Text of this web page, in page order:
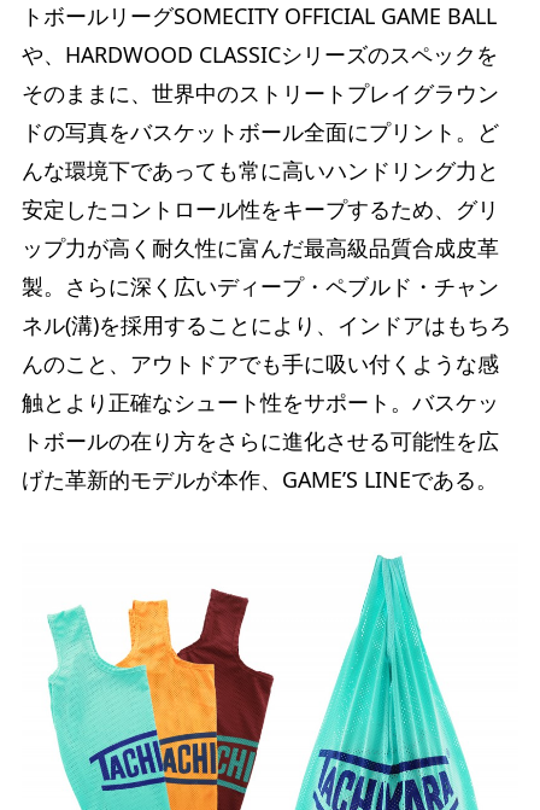
トボールリーグSOMECITY OFFICIAL GAME BALL
や、HARDWOOD CLASSICシリーズのスペックを
そのままに、世界中のストリートプレイグラウン
ドの写真をバスケットボール全面にプリント。ど
んな環境下であっても常に高いハンドリング力と
安定したコントロール性をキープするため、グリ
ップ力が高く耐久性に富んだ最高級品質合成皮革
製。さらに深く広いディープ・ペブルド・チャン
ネル(溝)を採用することにより、インドアはもちろ
んのこと、アウトドアでも手に吸い付くような感
触とより正確なシュート性をサポート。バスケッ
トボールの在り方をさらに進化させる可能性を広
げた革新的モデルが本作、GAME’S LINEである。